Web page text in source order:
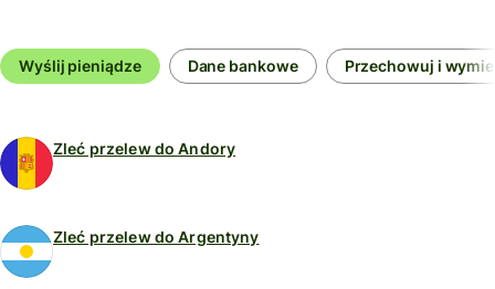
Wyślij pieniądze Dane bankowe Przechowuj i
Zleć przelew do Andory
Zleć przelew do Argentyny